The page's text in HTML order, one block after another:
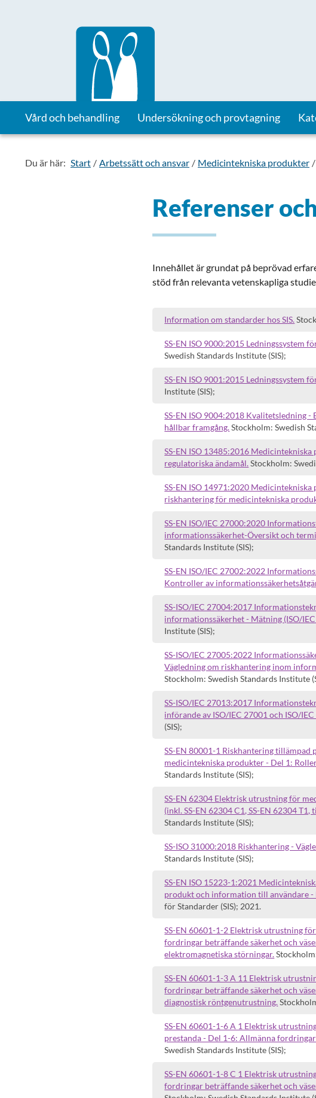
Till startsidan för Vårdhandboken
Vård och behandling Undersökning och provtagning
Du är här: Start Arbetssätt och ansvar Medicintekniska produkter
Referenser
Innehållet är grundat på beprövad
stöd från relevanta vetenskapliga
Information om standarder hos SIS.
SS-EN ISO 9000:2015 Ledningssystem
Swedish Standards Institute (SIS);
SS-EN ISO 9001:2015 Ledningssystem
Institute (SIS);
SS-EN ISO 9004:2018 Kvalitetsledning
hållbar framgång.Stockholm: Swedish
SS-EN ISO 13485:2016
regulatoriska ändamål.Stockholm:
SS-EN ISO 14971:2020
riskhantering för medicintekniska
SS-EN ISO/IEC 27000:2020
informationssäkerhet-Översikt och
Standards Institute (SIS);
SS-EN ISO/IEC 27002:2022
Kontroller av
SS-ISO/IEC 27004:2017
informationssäkerhet - Mätning (ISO/
Institute (SIS);
SS-ISO/IEC 27005:2022
Vägledning om riskhantering inom
Stockholm: Swedish Standards Institute
SS-ISO/IEC 27013:2017
införande av ISO/IEC 27001 och ISO/
(SIS);
SS-EN 80001-1 Riskhantering
medicintekniska produkter - Del 1:
Standards Institute (SIS);
SS-EN 62304 Elektrisk utrustning för
(inkl. SS-EN 62304 C1, SS-EN 62304 T1,
Standards Institute (SIS);
SS-ISO 31000:2018 Riskhantering -
Standards Institute (SIS);
SS-EN ISO 15223-1:2021
produkt och information till användare -
för Standarder (SIS); 2021.
SS-EN 60601-1-2 Elektrisk utrustning
fordringar beträffande säkerhet och
elektromagnetiska störningar.
SS-EN 60601-1-3 A 11 Elektrisk
fordringar beträffande säkerhet och
diagnostisk röntgenutrustning.
SS-EN 60601-1-6 A 1 Elektrisk
prestanda - Del 1-6: Allmänna
Swedish Standards Institute (SIS);
SS-EN 60601-1-8 C 1 Elektrisk
fordringar beträffande säkerhet och